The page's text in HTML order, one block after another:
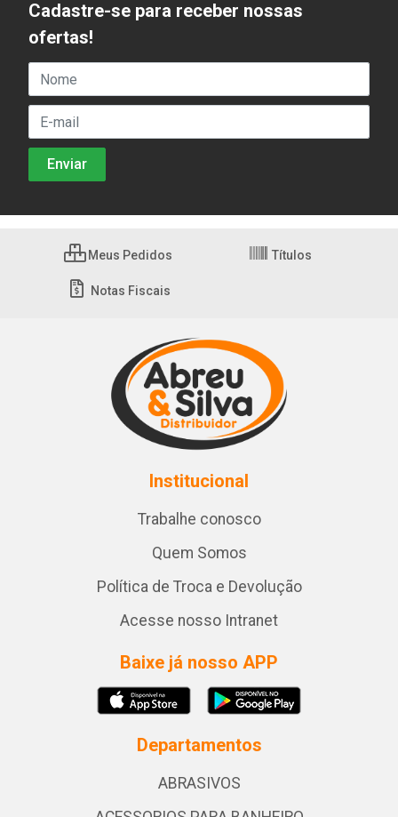
Cadastre-se para receber nossas
ofertas!
Meus Pedidos Títulos
Notas Fiscais
Institucional
Trabalhe conosco
Quem Somos
Política de Troca e Devolução
Acesse nosso Intranet
Baixe já nosso APP
Departamentos
ABRASIVOS